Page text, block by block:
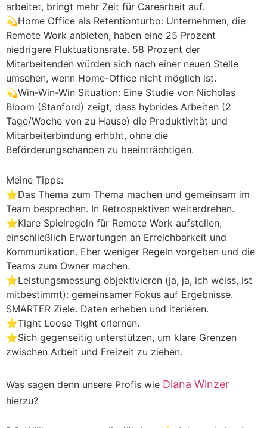
arbeitet, bringt mehr Zeit für Carearbeit auf.
💫Home Office als Retentionturbo: Unternehmen, die
Remote Work anbieten, haben eine 25 Prozent
niedrigere Fluktuationsrate. 58 Prozent der
Mitarbeitenden würden sich nach einer neuen Stelle
umsehen, wenn Home-Office nicht möglich ist.
💫Win-Win-Win Situation: Eine Studie von Nicholas
Bloom (Stanford) zeigt, dass hybrides Arbeiten (2
Tage/Woche von zu Hause) die Produktivität und
Mitarbeiterbindung erhöht, ohne die
Beförderungschancen zu beeinträchtigen.
Meine Tipps:
⭐Das Thema zum Thema machen und gemeinsam im
Team besprechen. In Retrospektiven weiterdrehen.
⭐Klare Spielregeln für Remote Work aufstellen,
einschließlich Erwartungen an Erreichbarkeit und
Kommunikation. Eher weniger Regeln vorgeben und die
Teams zum Owner machen.
⭐Leistungsmessung objektivieren (ja, ja, ich weiss, ist
mitbestimmt): gemeinsamer Fokus auf Ergebnisse.
SMARTER Ziele. Daten erheben und iterieren.
⭐Tight Loose Tight erlernen.
⭐Sich gegenseitig unterstützen, um klare Grenzen
zwischen Arbeit und Freizeit zu ziehen.
Was sagen denn unsere Profis wie Diana Winzer
hierzu?